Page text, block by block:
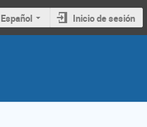
Español Inicio de sesión